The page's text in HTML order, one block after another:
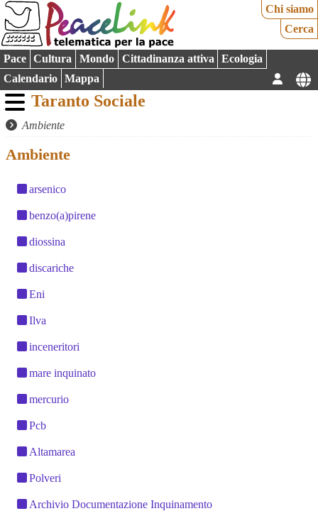
Chi siamo
Cerca
Pace Cultura Mondo Cittadinanza attiva
Ecologia
Calendario
Mappa
Taranto Sociale
Ambiente
Ambiente
arsenico
benzo(a)pirene
diossina
discariche
Eni
Ilva
inceneritori
mare inquinato
mercurio
Pcb
Altamarea
Polveri
Archivio Documentazione Inquinamento